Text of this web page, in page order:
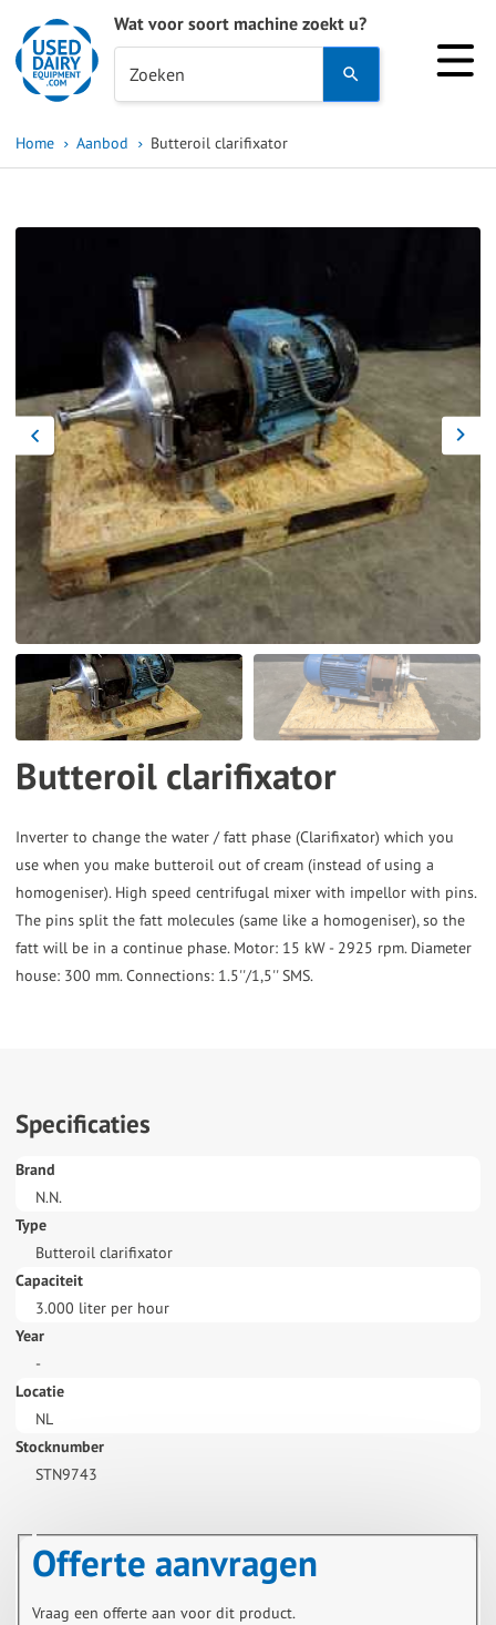
Wat voor soort machine zoekt u?
Zoeken
and
a
result.
Press
enter
to
go
to
the
selected
search
result.
Touch
can
use
and
swipe
gestures.
Home Aanbod Butteroil clarifixator
Butteroil clarifixator
Inverter to change the water / fatt phase (Clarifixator) which you
use when you make butteroil out of cream (instead of using a
homogeniser). High speed centrifugal mixer with impellor with pins.
The pins split the fatt molecules (same like a homogeniser), so the
fatt will be in a continue phase. Motor: 15 kW - 2925 rpm. Diameter
Specificaties
Brand
N.N.
Type
Butteroil clarifixator
Capaciteit
3.000 liter per hour
Year
-
Locatie
NL
Stocknumber
STN9743
Offerte aanvragen
Vraag een offerte aan voor dit product.